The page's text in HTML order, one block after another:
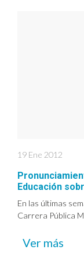
19 Ene 2012
Educación
En las últimas
Carrera Pública
Ver más